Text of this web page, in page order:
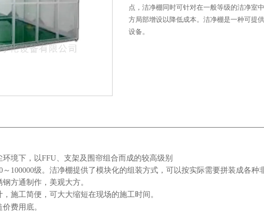
点，洁净棚同时可针对在一般等级的洁净室
方局部增设以降低成本。洁净棚是一种可提
设备。
环境下，以FFU 、支架及围帘组合而成的较高级别
～ 100000级。 洁净棚提供了模块化的组装方式，可以按实际需要拼装成各种
方通制作，美观大方。
施工简便，可大大缩短在现场的施工时间。
费用底。